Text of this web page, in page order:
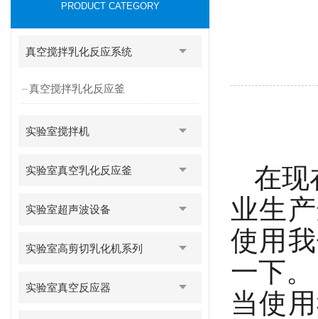
PRODUCT CATEGORY
真空搅拌乳化反应系统
真空搅拌乳化反应釜
实验室搅拌机
实验室真空乳化反应釜
实验室超声波设备
实验室高剪切乳化机系列
实验室真空反应器
在现
业生
使用
一下。
当使